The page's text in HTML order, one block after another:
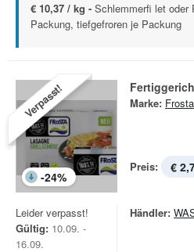
€ 10,37 / kg - Schlemmerfi let oder
Packung, tiefgefroren je Packung
Verpasst!
-24%
Marke: Frosta
Preis: €
Leider verpasst!
Gültig: 10.09. -
16.09.
Händler: